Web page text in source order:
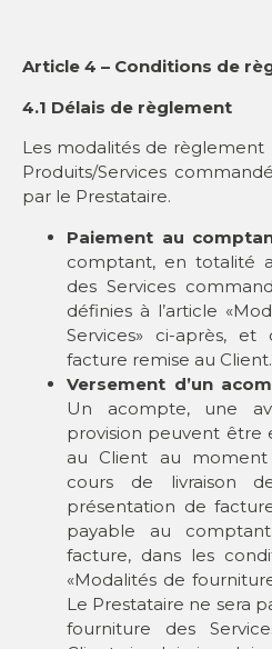
Article 4 – Conditions de
4.1 Délais de règlement
Les modalités de règlement
Produits/Services
par le Prestataire.
Paiement au
comptant, en totalité
des Services
définies à l’article
Services» ci-après,
facture remise au Client.
Versement d’un
Un acompte, une
provision peuvent être
au Client au
cours de livraison
présentation de
payable au
facture, dans les
«Modalités de
Le Prestataire ne sera
fourniture des